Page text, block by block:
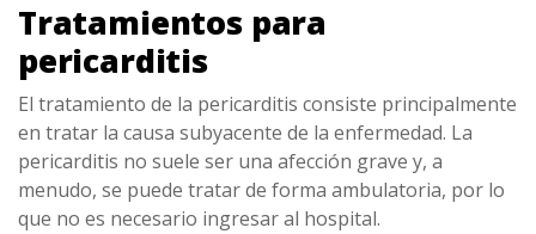
Tratamientos para
pericarditis
El tratamiento de la pericarditis consiste principalmente
en tratar la causa subyacente de la enfermedad. La
pericarditis no suele ser una afección grave y, a
menudo, se puede tratar de forma ambulatoria, por lo
que no es necesario ingresar al hospital.